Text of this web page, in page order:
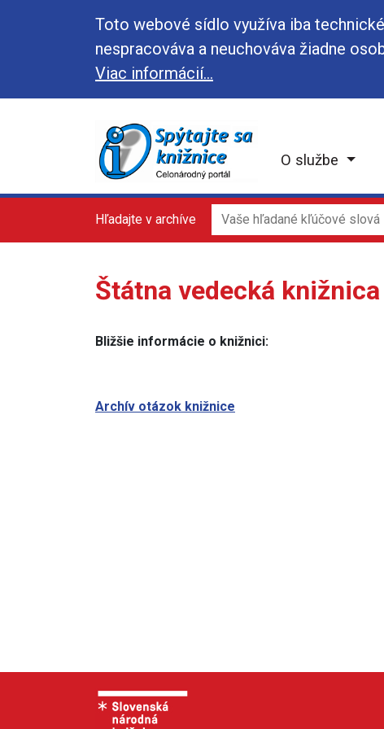
Toto webové sídlo využíva iba
nespracováva a neuchováva žiadne
Viac informácií...
O službe
Hľadajte v archíve
Štátna vedecká
Bližšie informácie o knižnici:
Archív otázok knižnice